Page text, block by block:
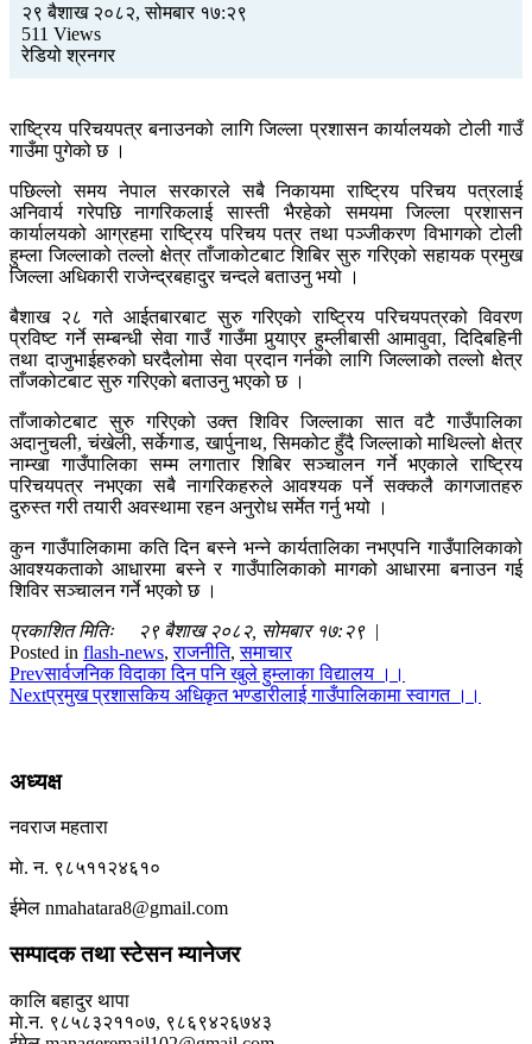
२९ बैशाख २०८२, सोमबार १७:२९
511 Views
रेडियो श्रनगर
राष्ट्रिय परिचयपत्र बनाउनको लागि जिल्ला प्रशासन कार्यालयको टोली गाउँ
गाउँमा पुगेको छ ।
पछिल्लो समय नेपाल सरकारले सबै निकायमा राष्ट्रिय परिचय पत्रलाई
अनिवार्य गरेपछि नागरिकलाई सास्ती भैरहेको समयमा जिल्ला प्रशासन
कार्यालयको आग्रहमा राष्ट्रिय परिचय पत्र तथा पञ्जीकरण विभागको टोली
हुम्ला जिल्लाको तल्लो क्षेत्र ताँजाकोटबाट शिबिर सुरु गरिएको सहायक प्रमुख
जिल्ला अधिकारी राजेन्द्रबहादुर चन्दले बताउनु भयो ।
बैशाख २८ गते आईतबारबाट सुरु गरिएको राष्ट्रिय परिचयपत्रको विवरण
प्रविष्ट गर्ने सम्बन्धी सेवा गाउँ गाउँमा पुर्‍याएर हुम्लीबासी आमावुवा, दिदिबहिनी
तथा दाजुभाईहरुको घरदैलोमा सेवा प्रदान गर्नको लागि जिल्लाको तल्लो क्षेत्र
ताँजकोटबाट सुरु गरिएको बताउनु भएको छ ।
ताँजाकोटबाट सुरु गरिएको उक्त शिविर जिल्लाका सात वटै गाउँपालिका
अदानुचली, चंखेली, सर्केगाड, खार्पुनाथ, सिमकोट हुँदै जिल्लाको माथिल्लो क्षेत्र
नाम्खा गाउँपालिका सम्म लगातार शिबिर सञ्चालन गर्ने भएकाले राष्ट्रिय
परिचयपत्र नभएका सबै नागरिकहरुले आवश्यक पर्ने सक्कलै कागजातहरु
दुरुस्त गरी तयारी अवस्थामा रहन अनुरोध सर्मेत गर्नु भयो ।
कुन गाउँपालिकामा कति दिन बस्ने भन्ने कार्यतालिका नभएपनि गाउँपालिकाको
आवश्यकताको आधारमा बस्ने र गाउँपालिकाको मागको आधारमा बनाउन गई
शिविर सञ्चालन गर्ने भएको छ ।
प्रकाशित मितिः २९ बैशाख २०८२, सोमबार १७:२९ |
Posted in flash-news,राजनीति,समाचार
Prevसार्वजनिक विदाका दिन पनि खुले हुम्लाका विद्यालय ।।
Nextप्रमुख प्रशासकिय अधिकृत भण्डारीलाई गाउँपालिकामा स्वागत ।।
अध्यक्ष
नवराज महतारा
माे. न. ९८५११२४६१०
ईमेल nmahatara8@gmail.com
सम्पादक तथा स्टेसन म्यानेजर
कालि बहादुर थापा
माे.न. ९८५८३२११०७, ९८६९४२६७४३